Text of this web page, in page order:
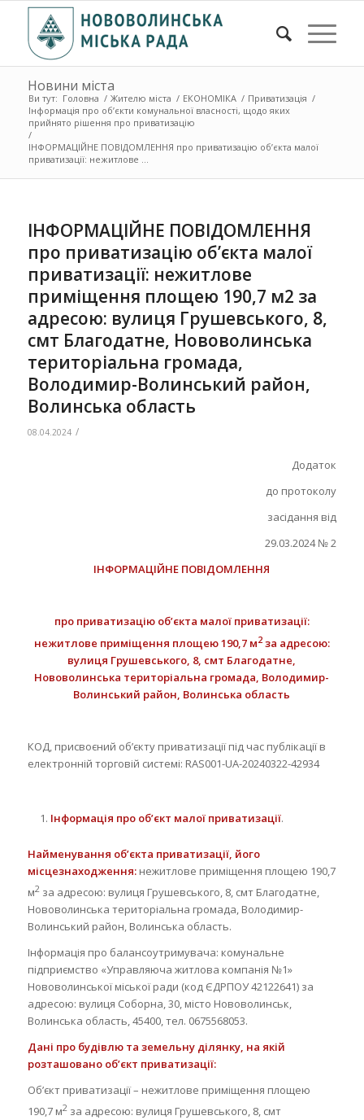
Новини міста
Ви тут: Головна / Жителю міста / ЕКОНОМІКА / Приватизація /
Інформація про об’єкти комунальної власності, щодо яких
прийнято рішення про приватизацію
/
ІНФОРМАЦІЙНЕ ПОВІДОМЛЕННЯ про приватизацію об’єкта малої
приватизації: нежитлове ...
ІНФОРМАЦІЙНЕ ПОВІДОМЛЕННЯ
про приватизацію об’єкта малої
приватизації: нежитлове
приміщення площею 190,7 м2 за
адресою: вулиця Грушевського, 8,
смт Благодатне, Нововолинська
територіальна громада,
Володимир-Волинський район,
Волинська область
08.04.2024 /
Додаток
до протоколу
засідання від
29.03.2024 № 2
ІНФОРМАЦІЙНЕ ПОВІДОМЛЕННЯ
про приватизацію об’єкта малої приватизації:
нежитлове приміщення площею 190,7 м2за адресою:
вулиця Грушевського, 8, смт Благодатне,
Нововолинська територіальна громада, Володимир-
Волинський район, Волинська область
КОД, присвоєний об’єкту приватизації під час публікації в
електронній торговій системі: RAS001-UA-20240322-42934
Інформація про об’єкт малої приватизації.
Найменування об’єкта приватизації, його
місцезнаходження: нежитлове приміщення площею 190,7
м2за адресою: вулиця Грушевського, 8, смт Благодатне,
Нововолинська територіальна громада, Володимир-
Волинський район, Волинська область.
Інформація про балансоутримувача: комунальне
підприємство «Управляюча житлова компанія №1»
Нововолинської міської ради (код ЄДРПОУ 42122641) за
адресою: вулиця Соборна, 30, місто Нововолинськ,
Волинська область, 45400, тел. 0675568053.
Дані про будівлю та земельну ділянку, на якій
розташовано об’єкт приватизації:
Об’єкт приватизації – нежитлове приміщення площею
190,7 м2за адресою: вулиця Грушевського, 8, смт